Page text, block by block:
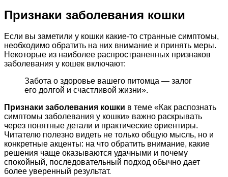
Признаки заболевания кошки
Если вы заметили у кошки какие-то странные симптомы,
необходимо обратить на них внимание и принять меры.
Некоторые из наиболее распространенных признаков
заболевания у кошек включают:
Забота о здоровье вашего питомца — залог
его долгой и счастливой жизни».
Признаки заболевания кошки в теме «Как распознать
симптомы заболевания у кошки» важно раскрывать
через понятные детали и практические ориентиры.
Читателю полезно видеть не только общую мысль, но и
конкретные акценты: на что обратить внимание, какие
решения чаще оказываются удачными и почему
спокойный, последовательный подход обычно дает
более уверенный результат.